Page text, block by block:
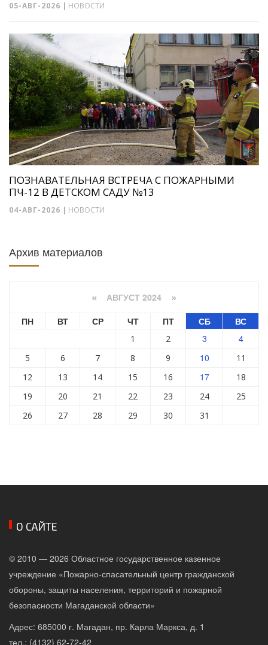
05-АВГ-2026 | НОВОСТИ
ПОЗНАВАТЕЛЬНАЯ ВСТРЕЧА С ПОЖАРНЫМИ
ПЧ-12 В ДЕТСКОМ САДУ №13
04-АВГ-2026 | НОВОСТИ
Архив материалов
« АВГУСТ 2024 »
ПН ВТ СР ЧТ ПТ СБ ВС
1 2 3 4
5 6 7 8 9 10
11
12
13 14 15 16 17
18
19
20 21 22 23 24
25
26
27 28 29 30 31
О САЙТЕ
© 2010 — 2026 Областное государственное казенное
учреждение «Пожарно-спасательный центр гражданской
обороны, защиты населения, территорий и пожарной
безопасности Магаданской области»
Адрес: 685000 г. Магадан, пр. Карла Маркса, д. 1
тел.: (4132) 62-72-42